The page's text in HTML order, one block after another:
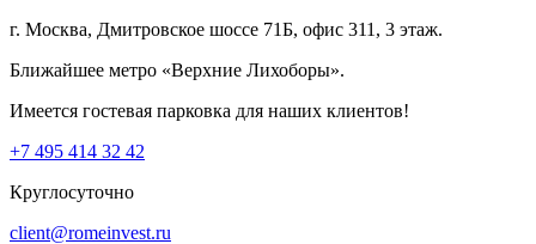
г. Москва, Дмитровское шоссе 71Б, офис 311, 3 этаж.
Ближайшее метро «Верхние Лихоборы».
Имеется гостевая парковка для наших клиентов!
+7 495 414 32 42
Круглосуточно
client@romeinvest.ru